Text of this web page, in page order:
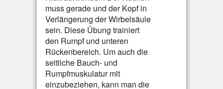
muss gerade und der Kopf in
Verlängerung der Wirbelsäule
sein. Diese Übung trainiert
den Rumpf und unteren
Rückenbereich. Um auch die
seitliche Bauch- und
Rumpfmuskulatur mit
einzubeziehen, kann man die